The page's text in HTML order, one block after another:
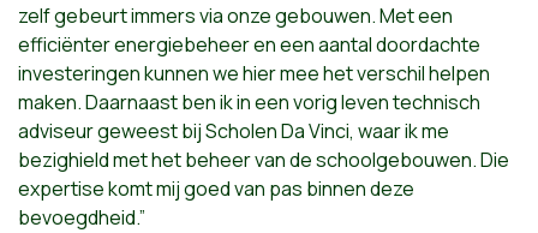
zelf gebeurt immers via onze gebouwen. Met een
efficiënter energiebeheer en een aantal doordachte
investeringen kunnen we hier mee het verschil helpen
maken. Daarnaast ben ik in een vorig leven technisch
adviseur geweest bij Scholen Da Vinci, waar ik me
bezighield met het beheer van de schoolgebouwen. Die
expertise komt mij goed van pas binnen deze
bevoegdheid.”